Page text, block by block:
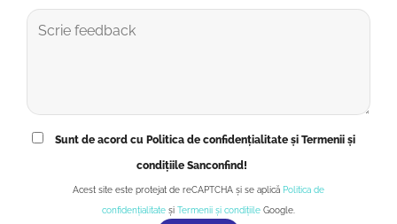
Sunt de acord cu Politica de confidențialitate și Termenii și
condițiile Sanconfind!
Acest site este protejat de reCAPTCHA și se aplică Politica de
confidențialitate și Termenii și condițiile Google.